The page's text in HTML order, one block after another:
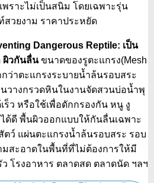
พราะไม่เป็นสนิม โดยเฉพาะรุ่น
วยงาม ราคาประหยัด
Dangerous Reptile: เป็น
ผิวกันลื่นขนาดของรูตะแกรง(Mesh
กว่าตะแกรงระบายน้ำล้นรอบสระ
นวางกรวดหินในงานจัดสวนบ่อน้ำพุ
ร็ว หรือใช้เพื่อดักกรองกัน หนู งู
ด้ดี พื้นผิวออกแบบให้กันลื่นเฉพาะ
ว์ แผ่นตะแกรงน้ำล้นรอบสระ รอบ
มสะอาดในพื้นที่ที่ไม่ต้องการให้มี
โรงอาหาร ตลาดสด ตลาดนัด ฯลฯ